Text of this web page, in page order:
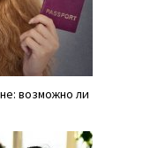
возможно ли